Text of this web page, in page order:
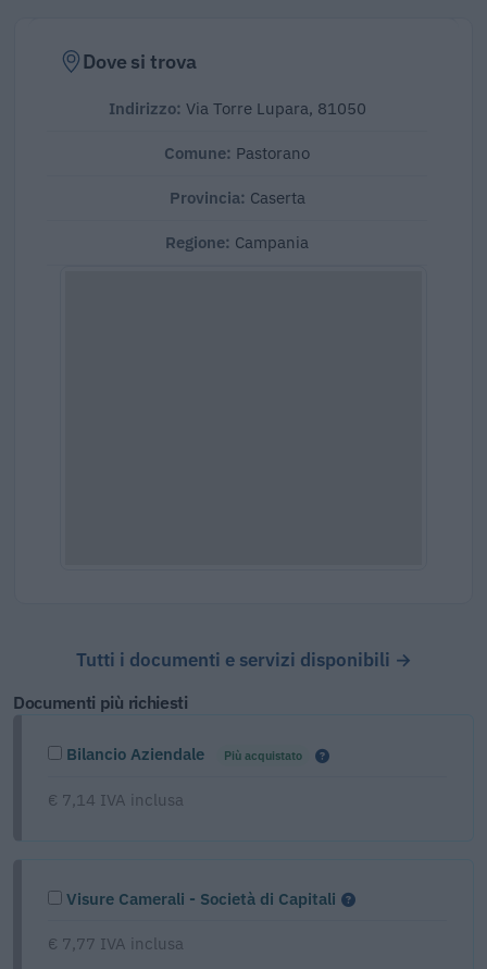
Dove si trova
Indirizzo: Via Torre Lupara, 81050
Comune: Pastorano
Provincia: Caserta
Regione: Campania
Tutti i documenti e servizi disponibili →
Documenti più richiesti
Bilancio Aziendale Più acquistato
€ 7,14 IVA inclusa
Visure Camerali - Società di Capitali
€ 7,77 IVA inclusa